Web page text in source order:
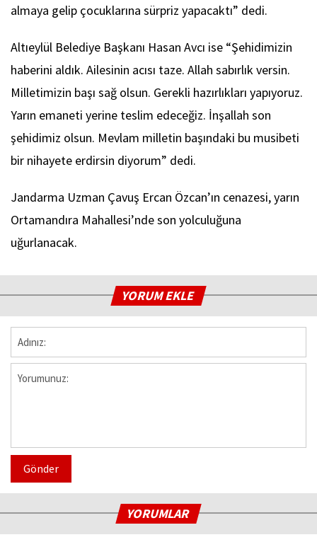
almaya gelip çocuklarına sürpriz yapacaktı” dedi.
Altıeylül Belediye Başkanı Hasan Avcı ise “Şehidimizin
haberini aldık. Ailesinin acısı taze. Allah sabırlık versin.
Milletimizin başı sağ olsun. Gerekli hazırlıkları yapıyoruz.
Yarın emaneti yerine teslim edeceğiz. İnşallah son
şehidimiz olsun. Mevlam milletin başındaki bu musibeti
bir nihayete erdirsin diyorum” dedi.
Jandarma Uzman Çavuş Ercan Özcan’ın cenazesi, yarın
Ortamandıra Mahallesi’nde son yolculuğuna
uğurlanacak.
YORUM EKLE
Gönder
YORUMLAR